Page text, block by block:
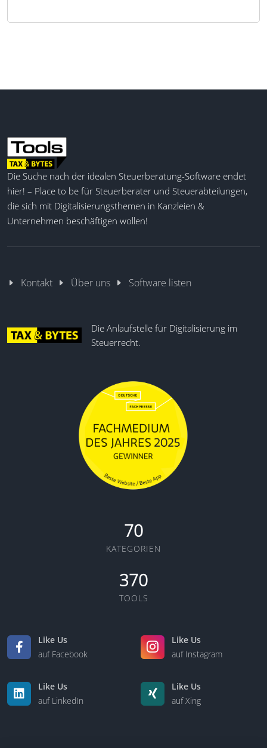
Die Suche nach der idealen Steuerberatung-Software endet
hier! – Place to be für Steuerberater und Steuerabteilungen,
die sich mit Digitalisierungsthemen in Kanzleien &
Unternehmen beschäftigen wollen!
Kontakt Über uns Software listen
Die Anlaufstelle für Digitalisierung im
Steuerrecht.
70
KATEGORIEN
370
TOOLS
Like Us
auf Facebook
Like Us
auf Instagram
Like Us
auf LinkedIn
Like Us
auf Xing